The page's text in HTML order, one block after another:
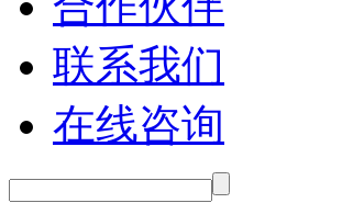
联系我们
在线咨询